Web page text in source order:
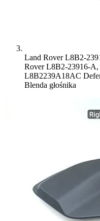
Land Rover L8B2-
Rover L8B2-23916-
L8B2239A18AC
Blenda głośnika